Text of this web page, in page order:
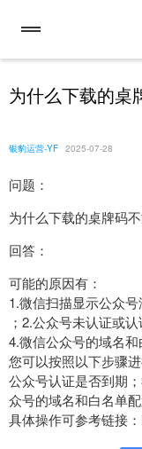
为什么下载的桌
银豹运营-YF 2025-07-28
问题：
为什么下载的桌牌码
回答：
可能的原因有：
1.微信扫描显示公众
；2.公众号未认证或
4.微信公众号的域名和
您可以按照以下步骤
公众号认证是否到期
众号的域名和白名单配
具体操作可参考链接